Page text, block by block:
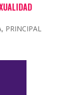
, PRINCIPAL